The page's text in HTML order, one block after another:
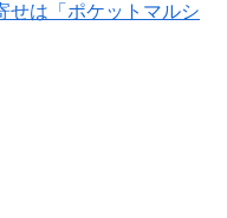
せは「ポケットマルシ